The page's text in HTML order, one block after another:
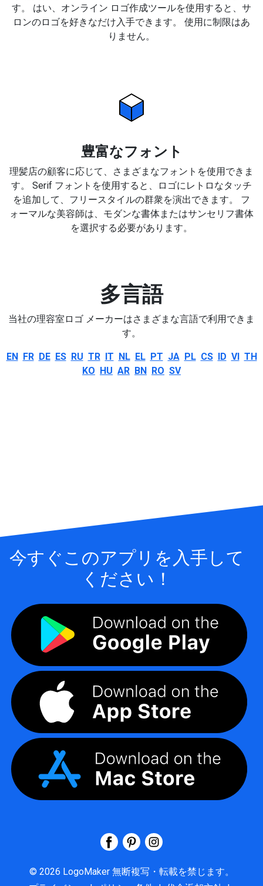
す。 はい、オンライン ロゴ作成ツールを使用すると、サ
ロンのロゴを好きなだけ入手できます。 使用に制限はあ
りません。
豊富なフォント
理髪店の顧客に応じて、さまざまなフォントを使用できま
す。 Serif フォントを使用すると、ロゴにレトロなタッチ
を追加して、フリースタイルの群衆を演出できます。 フ
ォーマルな美容師は、モダンな書体またはサンセリフ書体
を選択する必要があります。
多言語
当社の理容室ロゴ メーカーはさまざまな言語で利用できま
す。
EN FR DE ES RU TR IT NL EL PT JA PL CS ID VI TH
KO HU AR BN RO SV
今すぐこのアプリを入手して
ください！
© 2026 LogoMaker 無断複写・転載を禁じます。